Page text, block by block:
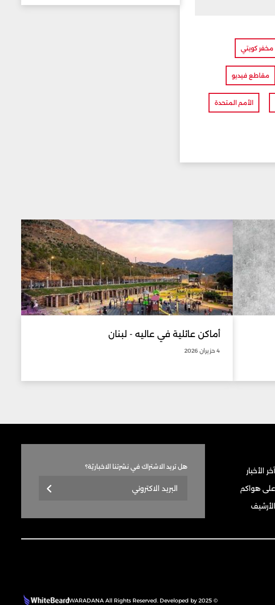
مخفر كويتي
مقاطع فيديو
الأمم المتحدة
أماكن عائلية في عاليه - لبنان
4 حزيران 2026
آخر الأخبار
على هواكم
الأرشيف
هل تريد الاشتراك في نشرتنا الاخباريّة؟
© 2025 WARADANA All Rights Reserved. Developed by